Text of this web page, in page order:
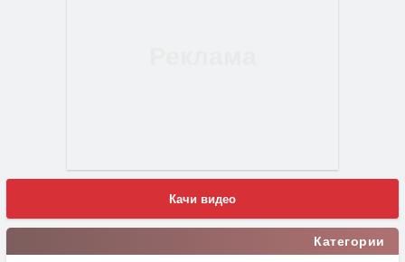
Качи видео
Категории